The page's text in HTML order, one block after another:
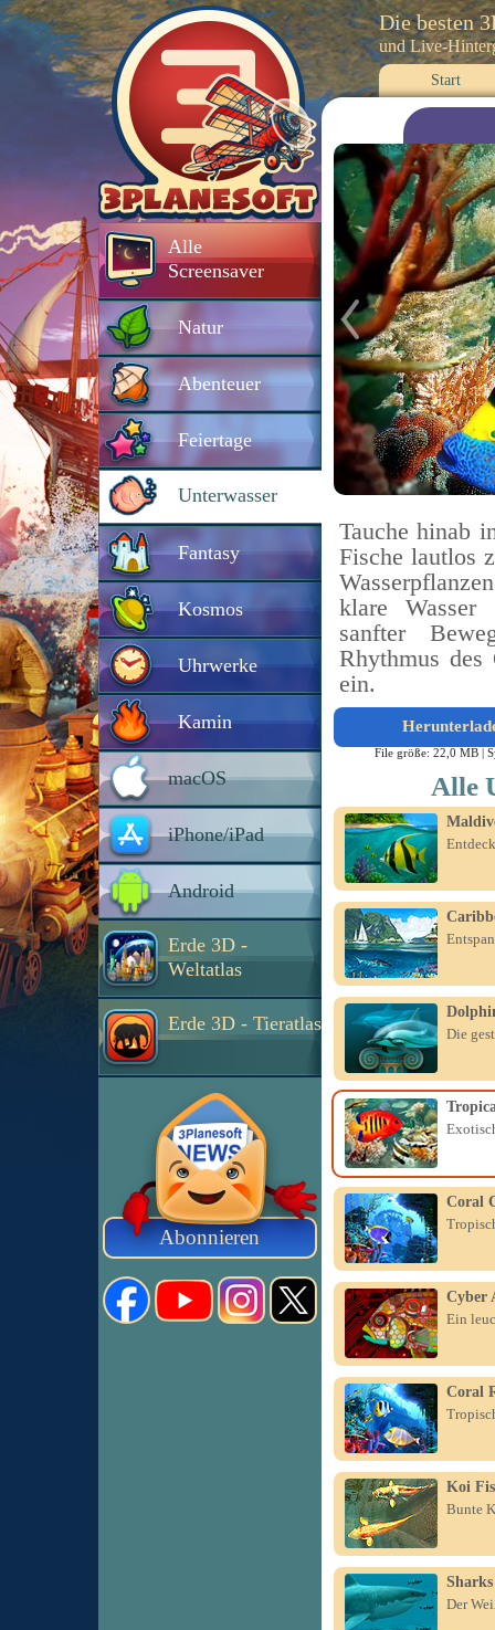
Alle
Screensaver
Natur
Abenteuer
Feiertage
Unterwasser
Fantasy
Kosmos
Uhrwerke
Kamin
macOS
iPhone/iPad
Android
Erde 3D -
Weltatlas
Erde 3D - Tieratlas
Abonnieren
Die besten
und Live-
Start
Tauche hinab
Fische lautlos
klare Wasser
sanfter
Rhythmus des
ein.
File größe: 22,0 MB |
Alle
Die
Coral
Cyber
Ein
Coral
Koi
Bunte
Der